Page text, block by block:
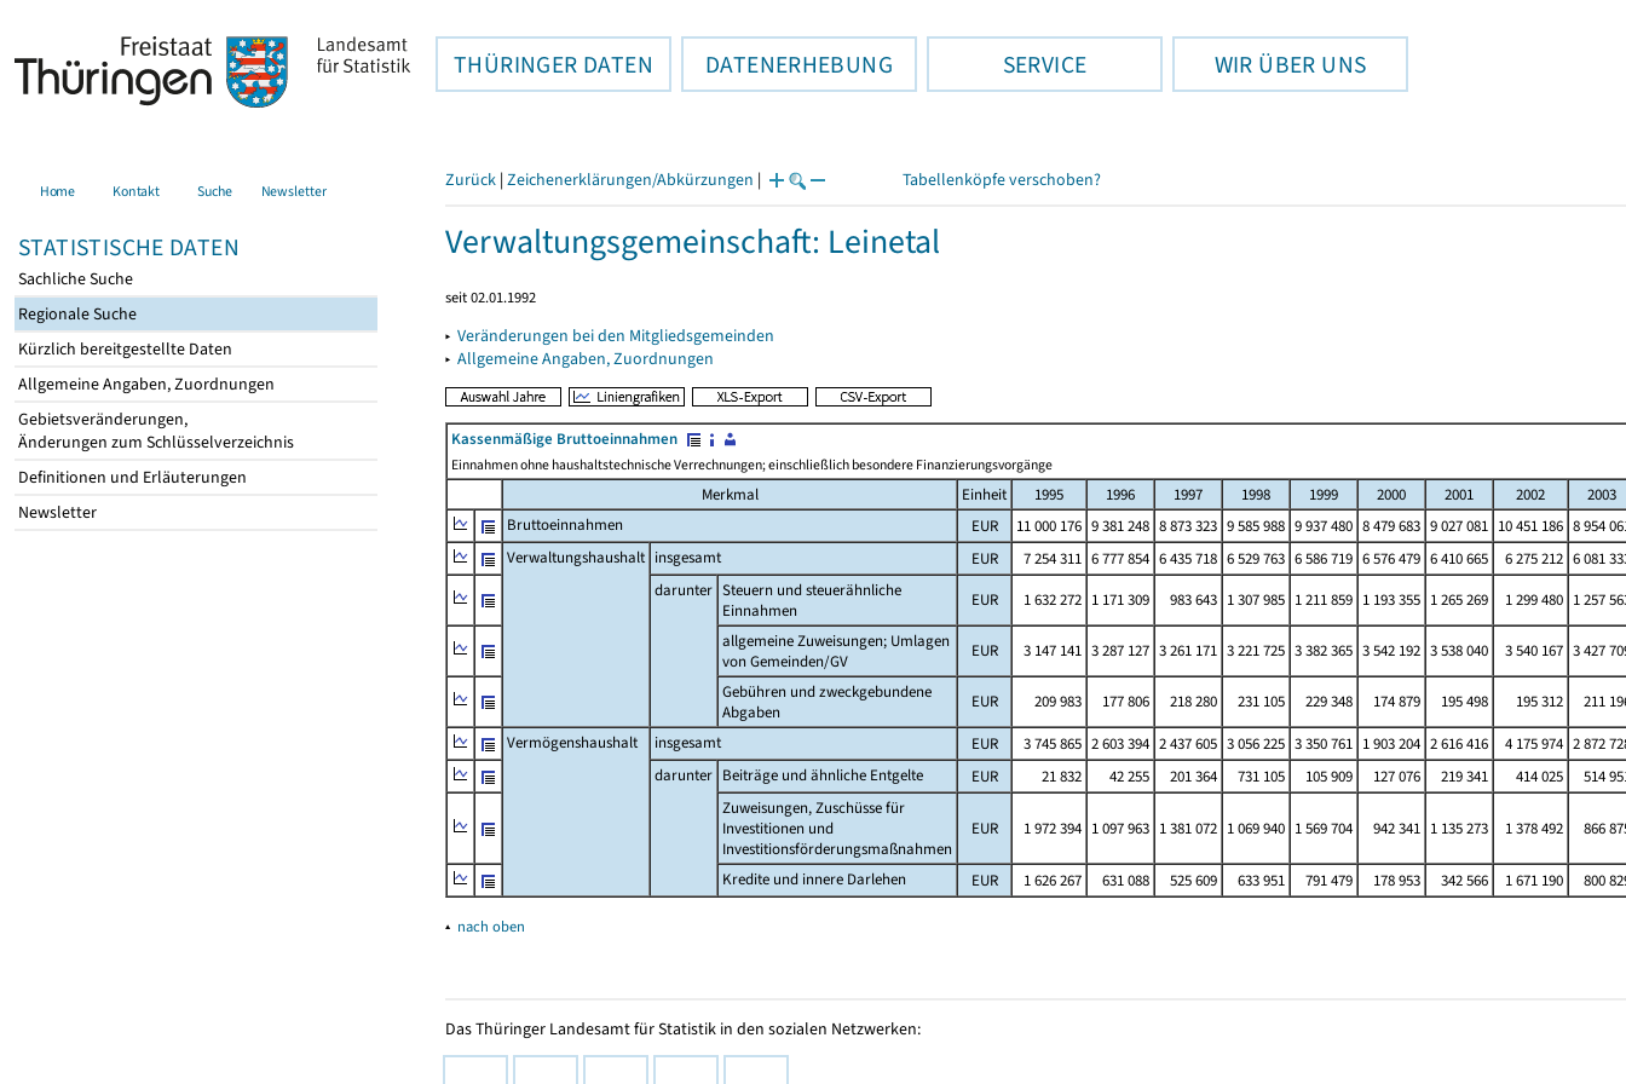
THÜRINGER DATEN DATENERHEBUNG SERVICE WIR ÜBER UNS
Home Kontakt Suche Newsletter
STATISTISCHE DATEN
Sachliche Suche
Regionale Suche
Kürzlich bereitgestellte Daten
Allgemeine Angaben, Zuordnungen
Gebietsveränderungen,
Änderungen zum Schlüsselverzeichnis
Definitionen und Erläuterungen
Newsletter
Zurück | Zeichenerklärungen/Abkürzungen | Tabellenköpfe verschoben?
Verwaltungsgemeinschaft: Leinetal
seit 02.01.1992
▸ Veränderungen bei den Mitgliedsgemeinden
▸ Allgemeine Angaben, Zuordnungen
Kassenmäßige Bruttoeinnahmen
Einnahmen ohne haushaltstechnische Verrechnungen; einschließlich besondere Finanzierungsvorgänge
Merkmal Einheit 1995 1996 1997 1998 1999 2000 2001 2002
2003
Bruttoeinnahmen
EUR 11 000 176 9 381 248 8 873 323 9 585 988 9 937 480 8 479 683 9 027 081 10 451 186 8 954
Verwaltungshaushalt insgesamt EUR 7 254 311 6 777 854 6 435 718 6 529 763 6 586 719 6 576 479 6 410 665 6 275 212 6 081
darunter Steuern und steuerähnliche
Einnahmen
EUR 1 632 272 1 171 309 983 643 1 307 985 1 211 859 1 193 355 1 265 269 1 299 480 1 257
allgemeine Zuweisungen; Umlagen
von Gemeinden/GV
EUR 3 147 141 3 287 127 3 261 171 3 221 725 3 382 365 3 542 192 3 538 040 3 540 167 3 427
Gebühren und zweckgebundene
Abgaben
EUR 209 983 177 806 218 280 231 105 229 348 174 879 195 498 195 312
211
Vermögenshaushalt
insgesamt EUR 3 745 865 2 603 394 2 437 605 3 056 225 3 350 761 1 903 204 2 616 416 4 175 974 2 872
darunter Beiträge und ähnliche Entgelte EUR 21 832 42 255 201 364 731 105 105 909 127 076 219 341 414 025
514
Zuweisungen, Zuschüsse für
Investitionen und
Investitionsförderungsmaßnahmen
EUR 1 972 394 1 097 963 1 381 072 1 069 940 1 569 704 942 341 1 135 273 1 378 492 866
Kredite und innere Darlehen EUR 1 626 267 631 088 525 609 633 951 791 479 178 953 342 566 1 671 190 800
▴ nach oben
Das Thüringer Landesamt für Statistik in den sozialen Netzwerken: